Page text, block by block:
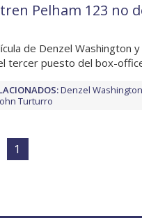
Pelham 123 no
de Denzel Washington
tercer puesto del box-
Denzel Washington
Turturro
1